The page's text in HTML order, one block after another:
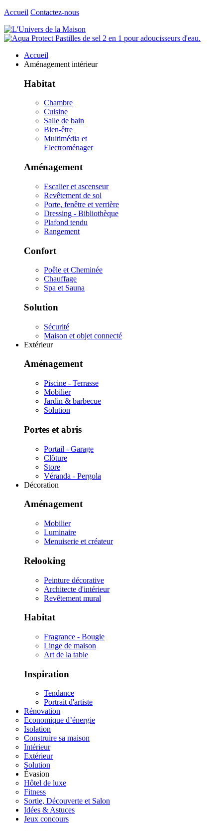
Accueil Contactez-nous
Accueil
Aménagement intérieur
Habitat
Chambre
Cuisine
Salle de bain
Bien-être
Multimédia et
Electroménager
Aménagement
Escalier et ascenseur
Revêtement de sol
Porte, fenêtre et verrière
Dressing - Bibliothèque
Plafond tendu
Rangement
Confort
Poêle et Cheminée
Chauffage
Spa et Sauna
Solution
Sécurité
Maison et objet connecté
Extérieur
Aménagement
Piscine - Terrasse
Mobilier
Jardin & barbecue
Solution
Portes et abris
Portail - Garage
Clôture
Store
Véranda - Pergola
Décoration
Aménagement
Mobilier
Luminaire
Menuiserie et créateur
Relooking
Peinture décorative
Architecte d'intérieur
Revêtement mural
Habitat
Fragrance - Bougie
Linge de maison
Art de la table
Inspiration
Tendance
Portrait d'artiste
Rénovation
Economique d’énergie
Isolation
Construire sa maison
Intérieur
Extérieur
Solution
Évasion
Hôtel de luxe
Fitness
Sortie, Découverte et Salon
Idées & Astuces
Jeux concours